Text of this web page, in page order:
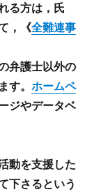
る方は，氏
，《全難連事
弁護士以外の
す。ホームペ
ジやデータベ
動を支援した
下さるという